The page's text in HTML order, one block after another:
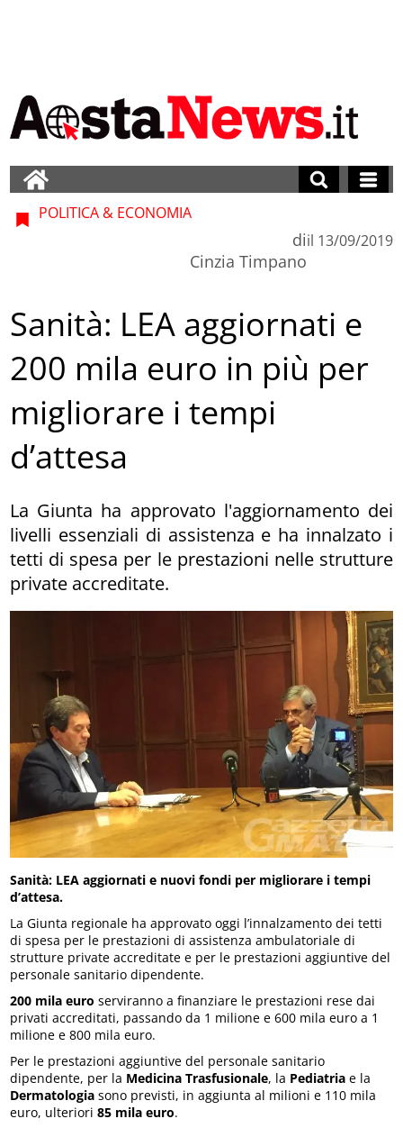
POLITICA & ECONOMIA
di
Cinzia Timpano
il 13/09/2019
Sanità: LEA aggiornati e
200 mila euro in più per
migliorare i tempi
d’attesa
La Giunta ha approvato l'aggiornamento dei
livelli essenziali di assistenza e ha innalzato i
tetti di spesa per le prestazioni nelle strutture
private accreditate.
Sanità: LEA aggiornati e nuovi fondi per migliorare i tempi
d’attesa.
La Giunta regionale ha approvato oggi l’innalzamento dei tetti
di spesa per le prestazioni di assistenza ambulatoriale di
strutture private accreditate e per le prestazioni aggiuntive del
personale sanitario dipendente.
200 mila euro serviranno a finanziare le prestazioni rese dai
privati accreditati, passando da 1 milione e 600 mila euro a 1
milione e 800 mila euro.
Per le prestazioni aggiuntive del personale sanitario
dipendente, per la Medicina Trasfusionale, la Pediatria e la
Dermatologia sono previsti, in aggiunta al milioni e 110 mila
euro, ulteriori85 mila euro.